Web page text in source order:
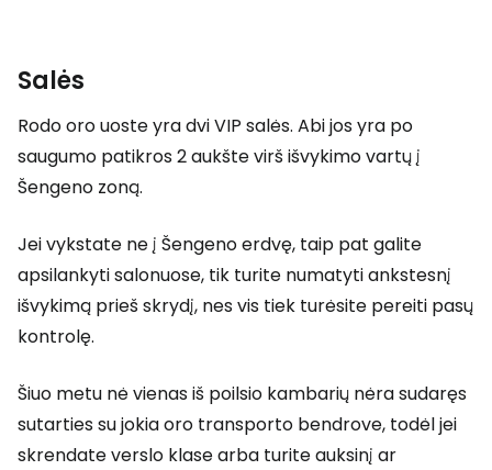
Salės
Rodo oro uoste yra dvi VIP salės. Abi jos yra po
saugumo patikros 2 aukšte virš išvykimo vartų į
Šengeno zoną.
Jei vykstate ne į Šengeno erdvę, taip pat galite
apsilankyti salonuose, tik turite numatyti ankstesnį
išvykimą prieš skrydį, nes vis tiek turėsite pereiti pasų
kontrolę.
Šiuo metu nė vienas iš poilsio kambarių nėra sudaręs
sutarties su jokia oro transporto bendrove, todėl jei
skrendate verslo klase arba turite auksinį ar